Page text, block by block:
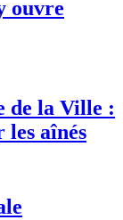
ouvre
de la Ville :
aînés